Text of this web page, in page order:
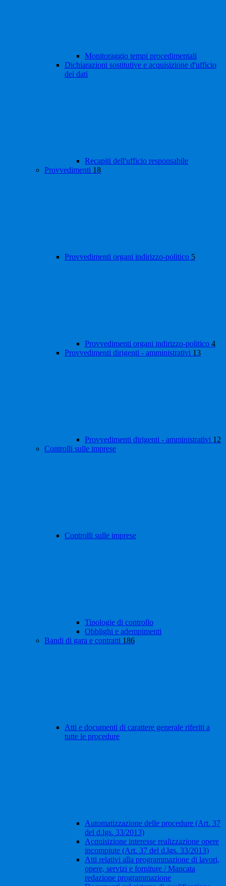
Monitoraggio tempi procedimentali
Dichiarazioni sostitutive e acquisizione d'ufficio
dei dati
Recapiti dell'ufficio responsabile
Provvedimenti 18
Provvedimenti organi indirizzo-politico 5
Provvedimenti organi indirizzo-politico 4
Provvedimenti dirigenti - amministrativi 13
Provvedimenti dirigenti - amministrativi 12
Controlli sulle imprese
Controlli sulle imprese
Tipologie di controllo
Obblighi e adempimenti
Bandi di gara e contratti 186
Atti e documenti di carattere generale riferiti a
tutte le procedure
Automatizzazione delle procedure (Art. 37
del d.lgs. 33/2013)
Acquisizione interesse realizzazione opere
incompiute (Art. 37 del d.lgs. 33/2013)
Atti relativi alla programmazione di lavori,
opere, servizi e forniture / Mancata
redazione programmazione